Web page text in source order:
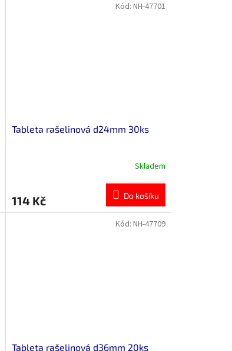
Tableta rašelinová d24mm 30ks
Skladem
114 Kč Do košíku
Kód: NH-47701
Tableta rašelinová d36mm 20ks
Kód: NH-47709